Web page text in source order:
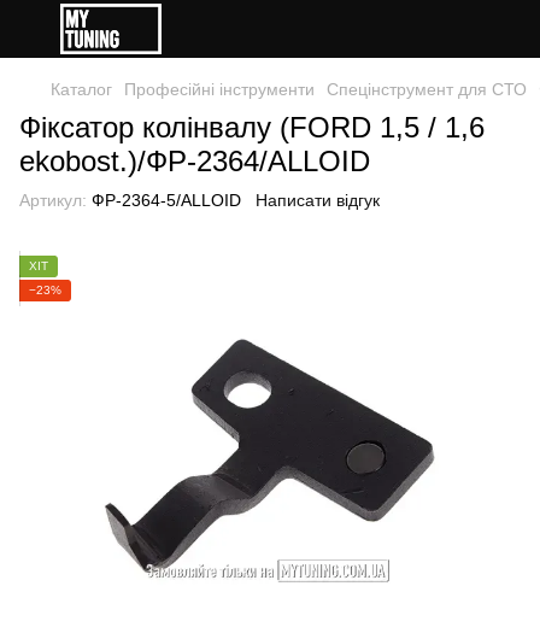
Каталог Професійні інструменти Спецінструмент для СТО
Фіксатор колінвалу (FORD 1,5 / 1,6
ekobost.)/ФР-2364/ALLOID
Артикул: ФР-2364-5/ALLOID Написати відгук
ХІТ
−23%